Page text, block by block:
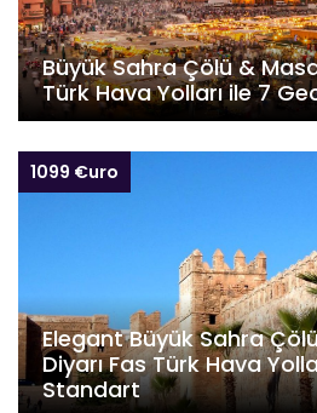
Büyük Sahra Çölü &
Türk Hava Yolları ile 7
1099 €uro
Elegant Büyük Sahra
Diyarı Fas Türk Hava
Standart